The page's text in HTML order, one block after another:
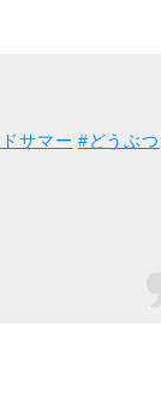
サマー #どうぶつ